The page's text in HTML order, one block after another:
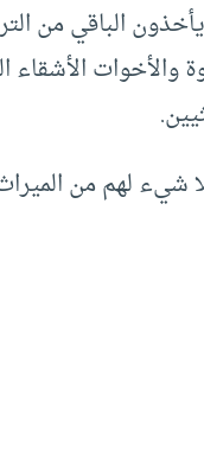
يأخذون الباقي من
والأخوات
شيء لهم من